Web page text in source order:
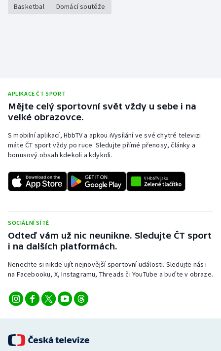
Basketbal Domácí soutěže
APLIKACE ČT SPORT
Mějte celý sportovní svět vždy u sebe i na
velké obrazovce.
S mobilní aplikací, HbbTV a apkou iVysílání ve své chytré televizi
máte ČT sport vždy po ruce. Sledujte přímé přenosy, články a
bonusový obsah kdekoli a kdykoli.
SOCIÁLNÍ SÍTĚ
Odteď vám už nic neunikne. Sledujte ČT sport
i na dalších platformách.
Nenechte si nikde ujít nejnovější sportovní události. Sledujte nás i
na Facebooku, X, Instagramu, Threads či YouTube a buďte v obraze.